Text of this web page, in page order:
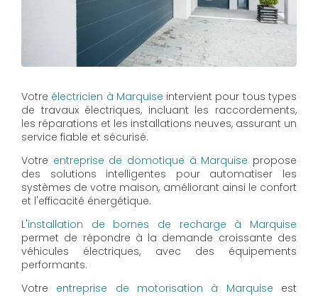
Votre électricien à Marquise intervient pour tous types
de travaux électriques, incluant les raccordements,
les réparations et les installations neuves, assurant un
service fiable et sécurisé.
Votre entreprise de domotique à Marquise propose
des solutions intelligentes pour automatiser les
systèmes de votre maison, améliorant ainsi le confort
et l'efficacité énergétique.
L'installation de bornes de recharge à Marquise
permet de répondre à la demande croissante des
véhicules électriques, avec des équipements
performants.
Votre entreprise de motorisation à Marquise est